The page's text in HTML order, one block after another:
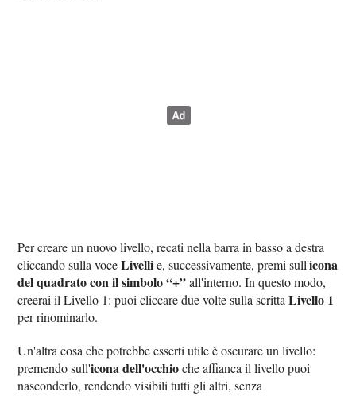
Per creare un nuovo livello, recati nella barra in basso a destra
cliccando sulla voceLivellie, successivamente, premi sull'icona
del quadrato con il simbolo “+”all'interno. In questo modo,
creerai il Livello 1: puoi cliccare due volte sulla scrittaLivello 1
per rinominarlo.
Un'altra cosa che potrebbe esserti utile è oscurare un livello:
premendo sull'icona dell'occhioche affianca il livello puoi
nasconderlo, rendendo visibili tutti gli altri, senza